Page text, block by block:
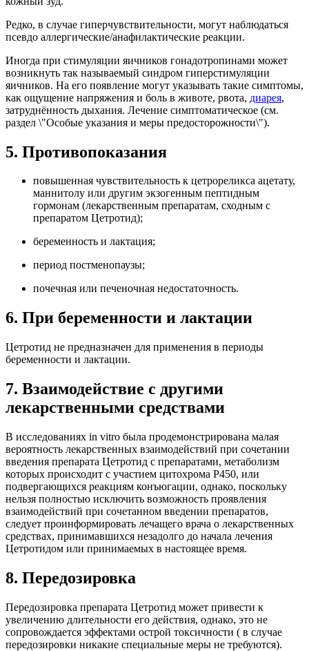
Редко, в случае гиперчувствительности, могут наблюдаться
псевдо аллергические/анафилактические реакции.
Иногда при стимуляции яичников гонадотропинами может
возникнуть так называемый синдром гиперстимуляции
яичников. На его появление могут указывать такие симптомы,
как ощущение напряжения и боль в животе, рвота, диарея,
затруднённость дыхания. Лечение симптоматическое (см.
раздел \"Особые указания и меры предосторожности\").
5. Противопоказания
повышенная чувствительность к цетрореликса ацетату,
маннитолу или другим экзогенным пептидным
гормонам (лекарственным препаратам, сходным с
препаратом Цетротид);
беременность и лактация;
период постменопаузы;
почечная или печеночная недостаточность.
6. При беременности и лактации
Цетротид не предназначен для применения в периоды
беременности и лактации.
7. Взаимодействие с другими
лекарственными средствами
В исследованиях in vitro была продемонстрирована малая
вероятность лекарственных взаимодействий при сочетании
введения препарата Цетротид с препаратами, метаболизм
которых происходит с участием цитохрома Р450, или
подвергающихся реакциям конъюгации, однако, поскольку
нельзя полностью исключить возможность проявления
взаимодействий при сочетанном введении препаратов,
следует проинформировать лечащего врача о лекарственных
средствах, принимавшихся незадолго до начала лечения
Цетротидом или принимаемых в настоящее время.
8. Передозировка
Передозировка препарата Цетротид может привести к
увеличению длительности его действия, однако, это не
сопровождается эффектами острой токсичности ( в случае
передозировки никакие специальные меры не требуются).